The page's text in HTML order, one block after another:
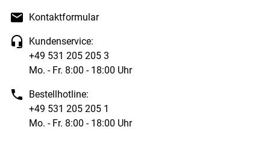
Kontaktformular
Kundenservice:
+49 531 205 205 3
Mo. - Fr. 8:00 - 18:00 Uhr
Bestellhotline:
+49 531 205 205 1
Mo. - Fr. 8:00 - 18:00 Uhr